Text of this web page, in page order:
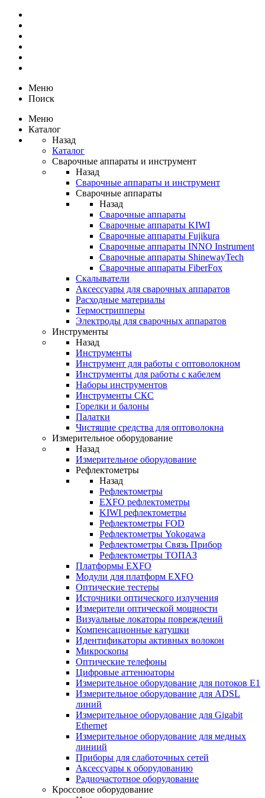
Меню
Поиск
Меню
Каталог
Назад
Каталог
Сварочные аппараты и инструмент
Назад
Сварочные аппараты и инструмент
Сварочные аппараты
Назад
Сварочные аппараты
Сварочные аппараты KIWI
Сварочные аппараты Fujikura
Сварочные аппараты INNO Instrument
Сварочные аппараты ShinewayTech
Cварочные аппараты FiberFox
Скалыватели
Аксессуары для сварочных аппаратов
Расходные материалы
Термострипперы
Электроды для сварочных аппаратов
Инструменты
Назад
Инструменты
Инструмент для работы с оптоволокном
Инструменты для работы с кабелем
Наборы инструментов
Инструменты СКС
Горелки и балоны
Палатки
Чистящие средства для оптоволокна
Измерительное оборудование
Назад
Измерительное оборудование
Рефлектометры
Назад
Рефлектометры
EXFO рефлектометры
KIWI рефлектометры
Рефлектометры FOD
Рефлектометры Yokogawa
Рефлектометры Связь Прибор
Рефлектометры ТОПАЗ
Платформы EXFO
Модули для платформ EXFO
Оптические тестеры
Источники оптического излучения
Измерители оптической мощности
Визуальные локаторы повреждений
Компенсационные катушки
Идентификаторы активных волокон
Микроскопы
Оптические телефоны
Цифровые аттенюаторы
Измерительное оборудование для потоков Е1
Измерительное оборудование для ADSL
линий
Измерительное оборудование для Gigabit
Ethernet
Измерительное оборудование для медных
линиий
Приборы для слаботочных сетей
Аксессуары к оборудованию
Радиочастотное оборудование
Кроссовое оборудование